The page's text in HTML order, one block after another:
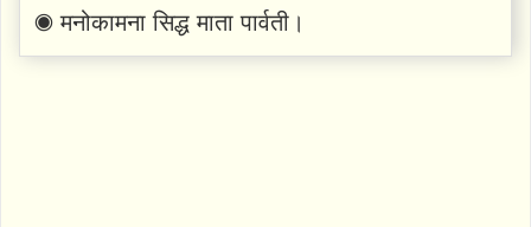
◉ मनोकामना सिद्ध माता पार्वती।